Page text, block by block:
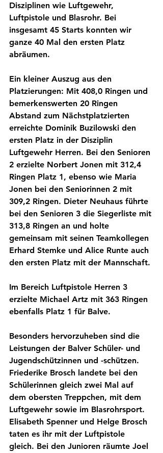
Disziplinen wie Luftgewehr,
Luftpistole und Blasrohr. Bei
insgesamt 45 Starts konnten wir
ganze 40 Mal den ersten Platz
abräumen.
Ein kleiner Auszug aus den
Platzierungen: Mit 408,0 Ringen und
bemerkenswerten 20 Ringen
Abstand zum Nächstplatzierten
erreichte Dominik Buzilowski den
ersten Platz in der Disziplin
Luftgewehr Herren. Bei den Senioren
2 erzielte Norbert Jonen mit 312,4
Ringen Platz 1, ebenso wie Maria
Jonen bei den Seniorinnen 2 mit
309,2 Ringen. Dieter Neuhaus führte
bei den Senioren 3 die Siegerliste mit
313,8 Ringen an und holte
gemeinsam mit seinen Teamkollegen
Erhard Stemke und Alice Runte auch
den ersten Platz mit der Mannschaft.
Im Bereich Luftpistole Herren 3
erzielte Michael Artz mit 363 Ringen
ebenfalls Platz 1 für Balve.
Besonders hervorzuheben sind die
Leistungen der Balver Schüler- und
Jugendschützinnen und -schützen.
Friederike Brosch landete bei den
Schülerinnen gleich zwei Mal auf
dem obersten Treppchen, mit dem
Luftgewehr sowie im Blasrohrsport.
Elisabeth Spenner und Helge Brosch
taten es ihr mit der Luftpistole
gleich. Bei den Junioren räumte Joel